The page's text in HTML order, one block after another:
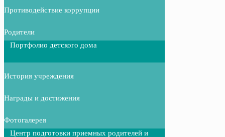
Противодействие коррупции
Родители
Портфолио детского дома
История учреждения
Награды и достижения
Фотогалерея
Центр подготовки приемных родителей и